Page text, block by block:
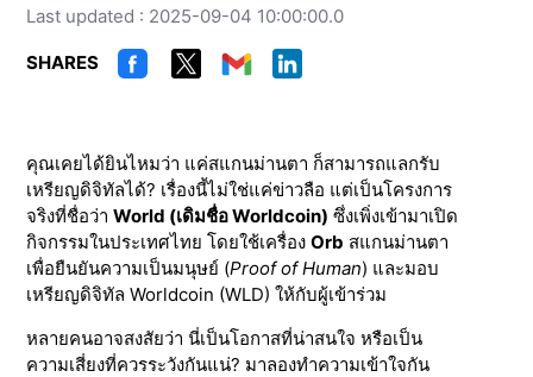
Last updated : 2025-09-04 10:00:00.0
SHARES
คุณเคยได้ยินไหมว่า แค่สแกนม่านตา ก็สามารถแลกรับ
เหรียญดิจิทัลได้? เรื่องนี้ไม่ใช่แค่ข่าวลือ แต่เป็นโครงการ
จริงที่ชื่อว่าWorld (เดิมชื่อ Worldcoin) ซึ่งเพิ่งเข้ามาเปิด
กิจกรรมในประเทศไทย โดยใช้เครื่องOrb สแกนม่านตา
เพื่อยืนยันความเป็นมนุษย์ (Proof of Human) และมอบ
เหรียญดิจิทัล Worldcoin (WLD) ให้กับผู้เข้าร่วม
หลายคนอาจสงสัยว่า นี่เป็นโอกาสที่น่าสนใจ หรือเป็น
ความเสี่ยงที่ควรระวังกันแน่? มาลองทำความเข้าใจกัน